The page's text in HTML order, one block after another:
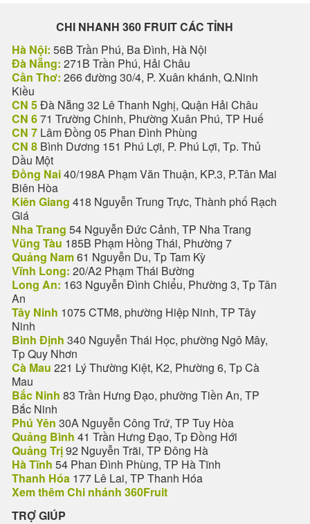
CHI NHANH 360 FRUIT CÁC TỈNH
Hà Nội: 56B Trần Phú, Ba Đình, Hà Nội
Đà Nẵng: 271B Trần Phú, Hải Châu
Cần Thơ: 266 đường 30/4, P. Xuân khánh, Q.Ninh
Kiều
CN 5Đà Nẵng 32 Lê Thanh Nghị, Quận Hải Châu
CN 671 Trường Chinh, Phường Xuân Phú, TP Huế
CN 7 Lâm Đồng 05 Phan Đình Phùng
CN 8 Bình Dương 151 Phú Lợi, P. Phú Lợi, Tp. Thủ
Dầu Một
Đồng Nai40/198A Phạm Văn Thuận, KP.3, P.Tân Mai
Biên Hòa
Kiên Giang 418 Nguyễn Trung Trực, Thành phố Rạch
Giá
Nha Trang 54 Nguyễn Đức Cảnh, TP Nha Trang
Vũng Tàu 185B Phạm Hồng Thái, Phường 7
Quảng Nam61 Nguyễn Du, Tp Tam Kỳ
Vĩnh Long: 20/A2 Phạm Thái Bường
Long An: 163 Nguyễn Đình Chiểu, Phường 3, Tp Tân
An
Tây Ninh 1075 CTM8, phường Hiệp Ninh, TP Tây
Ninh
Bình Định 340 Nguyễn Thái Học, phường Ngô Mây,
Tp Quy Nhơn
Cà Mau 221 Lý Thường Kiệt, K2, Phường 6, Tp Cà
Mau
Bắc Ninh 83 Trần Hưng Đạo, phường Tiền An, TP
Bắc Ninh
Phú Yên 30A Nguyễn Công Trứ, TP Tuy Hòa
Quảng Bình 41 Trần Hưng Đạo, Tp Đồng Hới
Quảng Trị92 Nguyễn Trãi, TP Đông Hà
Hà Tĩnh 54 Phan Đình Phùng, TP Hà Tĩnh
Thanh Hóa 177 Lê Lai, TP Thanh Hóa
Xem thêm Chi nhánh 360Fruit
TRỢ GIÚP